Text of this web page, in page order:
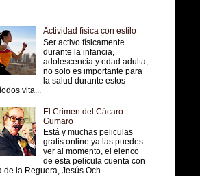
Actividad física con estilo
Ser activo físicamente
durante la infancia,
adolescencia y edad adulta,
no solo es importante para
la salud durante estos
vita...
El Crimen del Cácaro
Gumaro
Está y muchas peliculas
gratis online ya las puedes
ver al momento, el elenco
de esta película cuenta con
de la Reguera, Jesús Och...